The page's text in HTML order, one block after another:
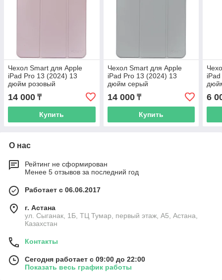
Чехол Smart для Apple
iPad Pro 13 (2024) 13
дюйм розовый
14 000 ₸
Купить
Чехол Smart для Apple
iPad Pro 13 (2024) 13
дюйм серый
14 000₸
Купить
6
О нас
Рейтинг не сформирован
Менее 5 отзывов за последний год
Работает с 06.06.2017
г. Астана
ул. Сыганак, 1Б, ТЦ Тумар, первый этаж, А5, Астана,
Казахстан
Контакты
Сегодня работает с 09:00 до 22:00
Показать весь график работы